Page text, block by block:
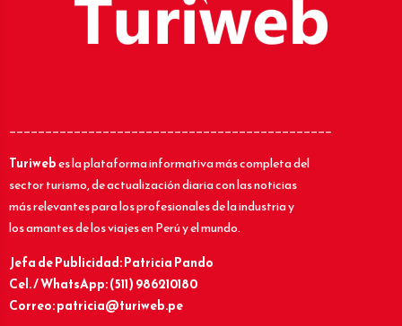
_____________________________________________
Turiwebes la plataforma informativa más completa del
sector turismo, de actualización diaria con las noticias
más relevantes para los profesionales de la industria y
los amantes de los viajes en Perú y el mundo.
Jefa de Publicidad: Patricia Pando
Cel. / WhatsApp: (511) 986210180
Correo: patricia@turiweb.pe